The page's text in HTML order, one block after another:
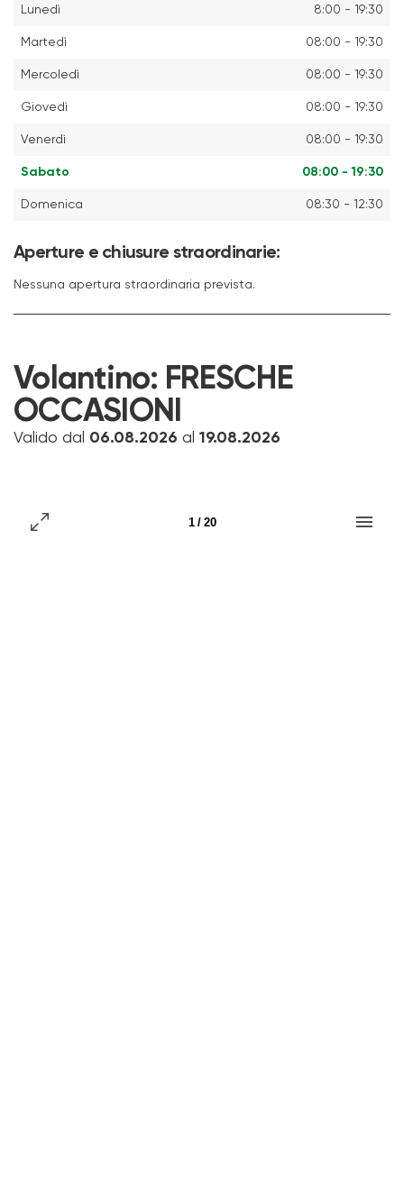
Lunedì 8:00 - 19:30
Martedì 08:00 - 19:30
Mercoledì 08:00 - 19:30
Giovedì 08:00 - 19:30
Venerdì 08:00 - 19:30
Sabato 08:00 - 19:30
Domenica 08:30 - 12:30
Aperture e chiusure straordinarie:
Nessuna apertura straordinaria prevista.
Volantino: FRESCHE
OCCASIONI
Valido dal 06.08.2026 al 19.08.2026